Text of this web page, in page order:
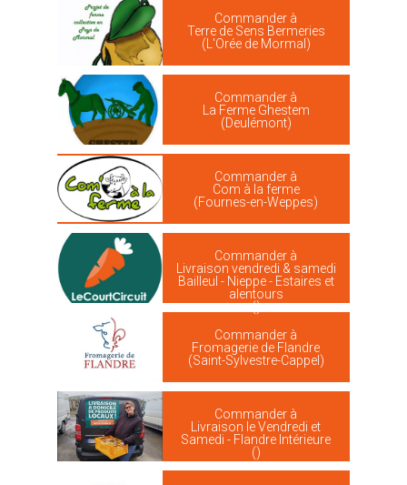
Commander à
Terre de Sens Bermeries
(L'Orée de Mormal)
Commander à
La Ferme Ghestem
(Deulémont)
Commander à
Com à la ferme
(Fournes-en-Weppes)
Commander à
Livraison vendredi & samedi
Bailleul - Nieppe - Estaires et
alentours
()
Commander à
Fromagerie de Flandre
(Saint-Sylvestre-Cappel)
Commander à
Livraison le Vendredi et
Samedi - Flandre Intérieure
()